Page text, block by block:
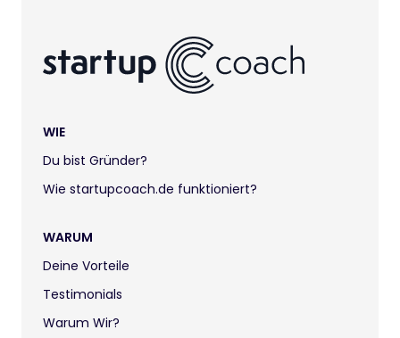
WIE
Du bist Gründer?
Wie startupcoach.de funktioniert?
WARUM
Deine Vorteile
Testimonials
Warum Wir?